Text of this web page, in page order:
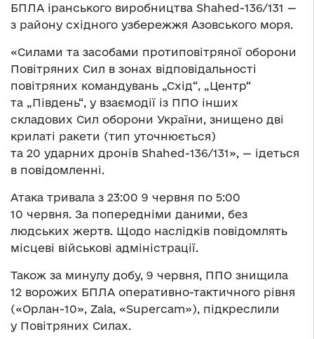
БПЛА іранського виробництва Shahed-136/131 —
з району східного узбережжя Азовського моря.
«Силами та засобами протиповітряної оборони
Повітряних Сил в зонах відповідальності
повітряних командувань „Схід“, „Центр“
та „Південь“, у взаємодії із ППО інших
складових Сил оборони України, знищено дві
крилаті ракети (тип уточнюється)
та 20 ударних дронів Shahed-136/131», — ідеться
в повідомленні.
Атака тривала з 23:00 9 червня по 5:00
10 червня. За попередніми даними, без
людських жертв. Щодо наслідків повідомлять
місцеві військові адміністрації.
Також за минулу добу, 9 червня, ППО знищила
12 ворожих БПЛА оперативно-тактичного рівня
(«Орлан-10», Zala, «Supercam»), підкреслили
у Повітряних Силах.